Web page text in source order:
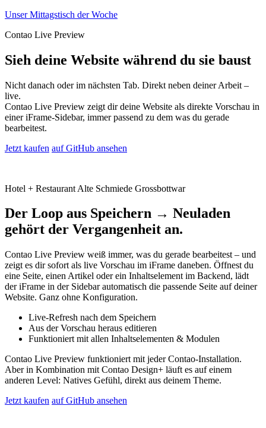
Unser Mittagstisch der Woche
Contao Live Preview
Sieh deine Website während du sie baust
Nicht danach oder im nächsten Tab. Direkt neben deiner Arbeit –
live.
Contao Live Preview zeigt dir deine Website als direkte Vorschau in
einer iFrame-Sidebar, immer passend zu dem was du gerade
bearbeitest.
Jetzt kaufen auf GitHub ansehen
Hotel + Restaurant Alte Schmiede Grossbottwar
Der Loop aus Speichern → Neuladen
gehört der Vergangenheit an.
Contao Live Preview weiß immer, was du gerade bearbeitest – und
zeigt es dir sofort als live Vorschau im iFrame daneben. Öffnest du
eine Seite, einen Artikel oder ein Inhaltselement im Backend, lädt
der iFrame in der Sidebar automatisch die passende Seite auf deiner
Website. Ganz ohne Konfiguration.
Live-Refresh nach dem Speichern
Aus der Vorschau heraus editieren
Funktioniert mit allen Inhaltselementen & Modulen
Contao Live Preview funktioniert mit jeder Contao-Installation.
Aber in Kombination mit Contao Design+ läuft es auf einem
anderen Level: Natives Gefühl, direkt aus deinem Theme.
Jetzt kaufen auf GitHub ansehen